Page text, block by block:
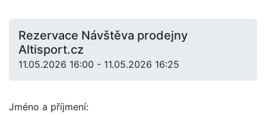
Rezervace Návštěva prodejny
Altisport.cz
11.05.2026 16:00 - 11.05.2026 16:25
Jméno a příjmení: